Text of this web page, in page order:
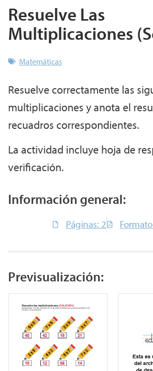
Resuelve Las
Multiplicaciones
Matemáticas
Resuelve correctamente las
multiplicaciones y anota el
recuadros correspondientes.
La actividad incluye hoja de
verificación.
Información general:
Páginas: 2
Previsualización: